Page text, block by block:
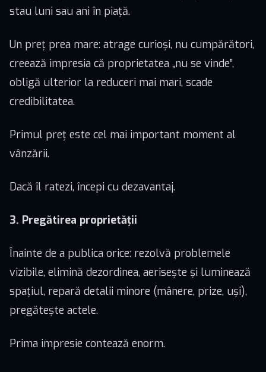
stau luni sau ani în piață.
Un preț prea mare: atrage curioși, nu cumpărători,
creează impresia că proprietatea „nu se vinde”,
obligă ulterior la reduceri mai mari, scade
credibilitatea.
Primul preț este cel mai important moment al
vânzării.
Dacă îl ratezi, începi cu dezavantaj.
3. Pregătirea proprietății
Înainte de a publica orice: rezolvă problemele
vizibile, elimină dezordinea, aerisește și luminează
spațiul, repară detalii minore (mânere, prize, uși),
pregătește actele.
Prima impresie contează enorm.